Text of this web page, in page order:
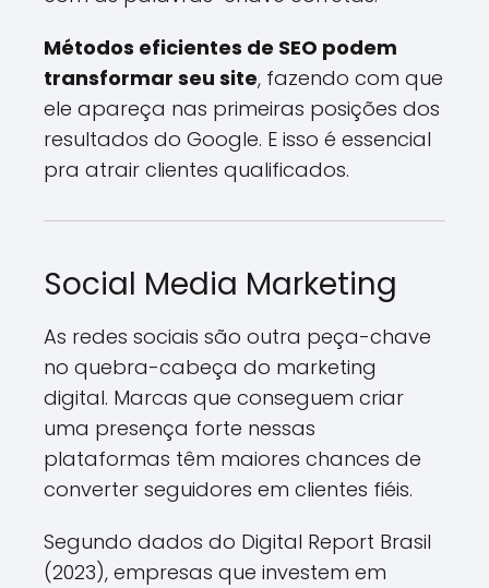
Métodos eficientes de SEO podem
transformar seu site, fazendo com que
ele apareça nas primeiras posições dos
resultados do Google. E isso é essencial
pra atrair clientes qualificados.
Social Media Marketing
As redes sociais são outra peça-chave
no quebra-cabeça do marketing
digital. Marcas que conseguem criar
uma presença forte nessas
plataformas têm maiores chances de
converter seguidores em clientes fiéis.
Segundo dados do Digital Report Brasil
(2023), empresas que investem em